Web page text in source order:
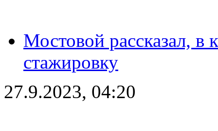
Мостовой рассказал, в
стажировку
27.9.2023, 04:20